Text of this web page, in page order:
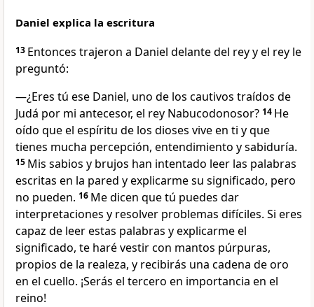
Daniel explica la escritura
13 Entonces trajeron a Daniel delante del rey y el rey le
preguntó:
—¿Eres tú ese Daniel, uno de los cautivos traídos de
Judá por mi antecesor, el rey Nabucodonosor? 14 He
oído que el espíritu de los dioses vive en ti y que
tienes mucha percepción, entendimiento y sabiduría.
15 Mis sabios y brujos han intentado leer las palabras
escritas en la pared y explicarme su significado, pero
no pueden. 16 Me dicen que tú puedes dar
interpretaciones y resolver problemas difíciles. Si eres
capaz de leer estas palabras y explicarme el
significado, te haré vestir con mantos púrpuras,
propios de la realeza, y recibirás una cadena de oro
en el cuello. ¡Serás el tercero en importancia en el
reino!